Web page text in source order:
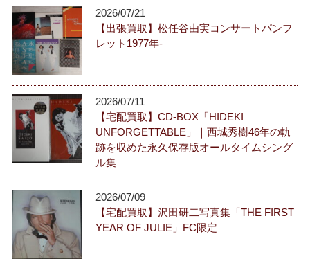
2026/07/21
【出張買取】松任谷由実コンサートパンフ
レット1977年-
2026/07/11
【宅配買取】CD-BOX「HIDEKI
UNFORGETTABLE」｜西城秀樹46年の軌
跡を収めた永久保存版オールタイムシング
ル集
2026/07/09
【宅配買取】沢田研二写真集「THE FIRST
YEAR OF JULIE」FC限定